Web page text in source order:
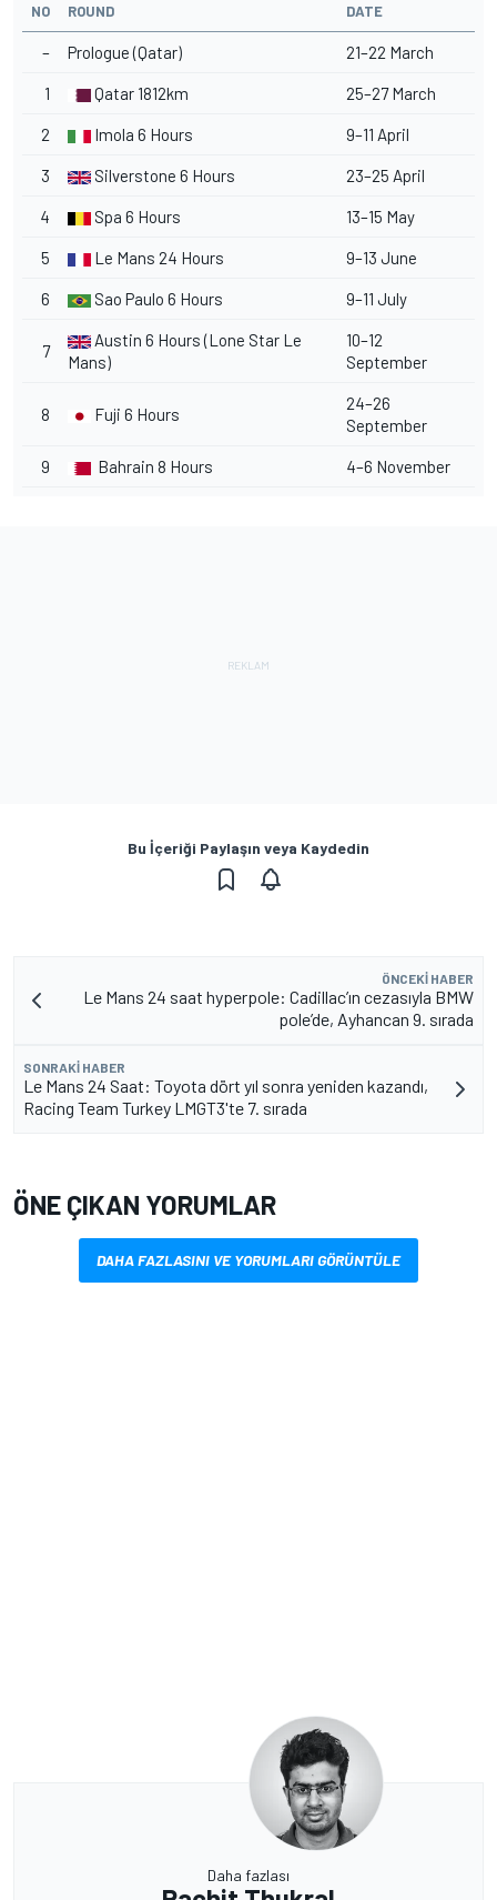
NO ROUND DATE
– Prologue (Qatar) 21–22 March
1 Qatar 1812km 25–27 March
2 Imola 6 Hours 9–11 April
3 Silverstone 6 Hours 23–25 April
4 Spa 6 Hours 13–15 May
5 Le Mans 24 Hours 9–13 June
6 Sao Paulo 6 Hours 9–11 July
7
Austin 6 Hours (Lone Star Le
Mans)
10–12
September
8 Fuji 6 Hours
24–26
September
9 Bahrain 8 Hours 4–6 November
Bu İçeriği Paylaşın veya Kaydedin
ÖNCEKI HABER
Le Mans 24 saat hyperpole: Cadillac’ın cezasıyla BMW
pole’de, Ayhancan 9. sırada
SONRAKI HABER
Le Mans 24 Saat: Toyota dört yıl sonra yeniden kazandı,
Racing Team Turkey LMGT3'te 7. sırada
ÖNE ÇIKAN YORUMLAR
DAHA FAZLASINI VE YORUMLARI GÖRÜNTÜLE
Daha fazlası